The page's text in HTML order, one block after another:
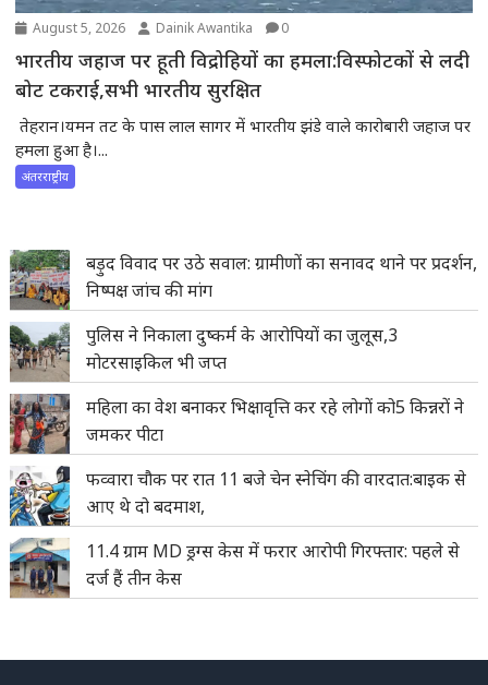
August 5, 2026 Dainik Awantika 0
भारतीय जहाज पर हूती विद्रोहियों का हमला:विस्फोटकों से लदी
बोट टकराई,सभी भारतीय सुरक्षित
तेहरान।यमन तट के पास लाल सागर में भारतीय झंडे वाले कारोबारी जहाज पर
हमला हुआ है।...
अंतरराष्ट्रीय
बड़ुद विवाद पर उठे सवाल: ग्रामीणों का सनावद थाने पर प्रदर्शन,
निष्पक्ष जांच की मांग
पुलिस ने निकाला दुष्कर्म के आरोपियों का जुलूस,3
मोटरसाइकिल भी जप्त
महिला का वेश बनाकर भिक्षावृत्ति कर रहे लोगों को5 किन्नरों ने
जमकर पीटा
फव्वारा चौक पर रात 11 बजे चेन स्नेचिंग की वारदात:बाइक से
आए थे दो बदमाश,
11.4 ग्राम MD ड्रग्स केस में फरार आरोपी गिरफ्तार: पहले से
दर्ज हैं तीन केस